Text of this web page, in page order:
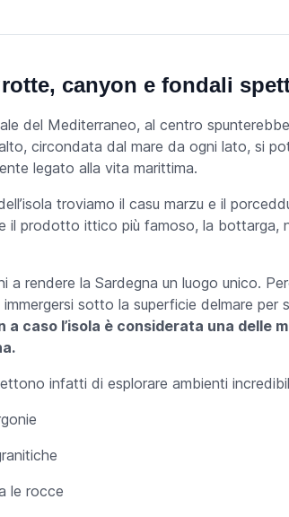
canyon e fondali
del Mediterraneo, al centro
circondata dal mare da ogni lato, si
legato alla vita marittima.
troviamo ilcasu marzu e il
il prodotto ittico più famoso, la bottarga,
a rendere la Sardegna un luogo unico.
sotto la superficie delmare per
a caso l’isola è considerata una delle
infatti di esplorare ambienti
le rocce